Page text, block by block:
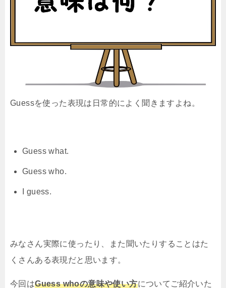
Guessを使った表現は日常的によく聞きますよね。
Guess what.
Guess who.
I guess.
みなさん実際に使ったり、また聞いたりすることはた
くさんある表現だと思います。
今回はGuess whoの意味や使い方についてご紹介いた